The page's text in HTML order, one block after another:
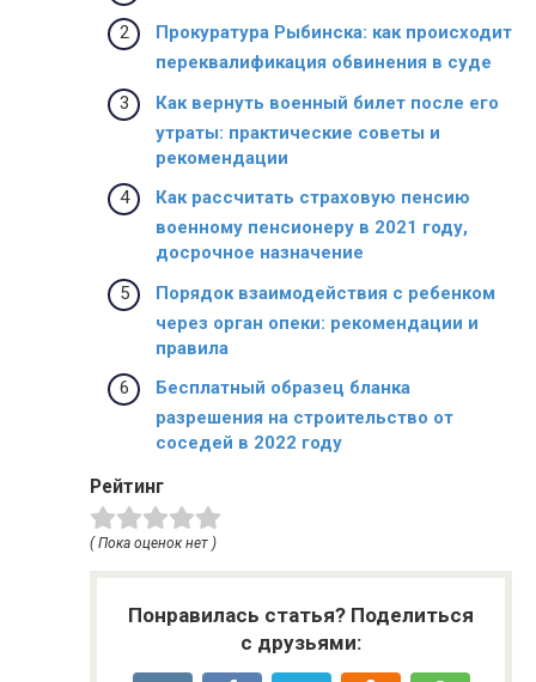
Прокуратура Рыбинска: как происходит
переквалификация обвинения в суде
Как вернуть военный билет после его
утраты: практические советы и
рекомендации
Как рассчитать страховую пенсию
военному пенсионеру в 2021 году,
досрочное назначение
Порядок взаимодействия с ребенком
через орган опеки: рекомендации и
правила
Бесплатный образец бланка
разрешения на строительство от
соседей в 2022 году
Рейтинг
( Пока оценок нет )
Понравилась статья? Поделиться
с друзьями: